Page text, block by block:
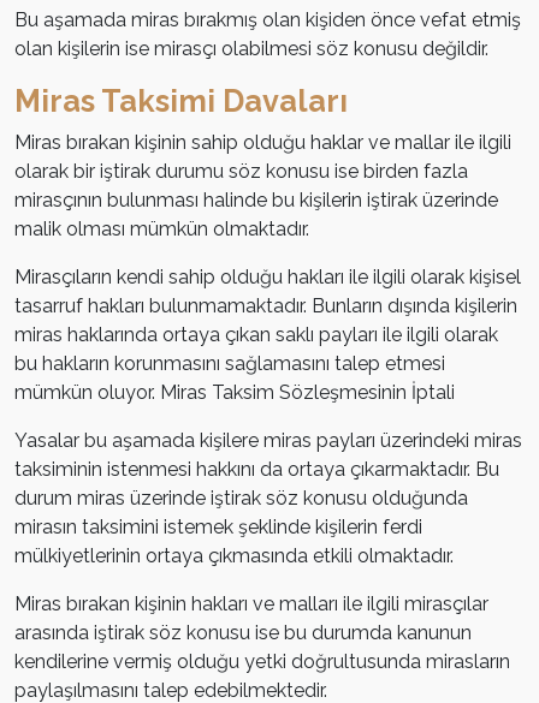
Bu aşamada miras bırakmış olan kişiden önce vefat etmiş
olan kişilerin ise mirasçı olabilmesi söz konusu değildir.
Miras Taksimi Davaları
Miras bırakan kişinin sahip olduğu haklar ve mallar ile ilgili
olarak bir iştirak durumu söz konusu ise birden fazla
mirasçının bulunması halinde bu kişilerin iştirak üzerinde
malik olması mümkün olmaktadır.
Mirasçıların kendi sahip olduğu hakları ile ilgili olarak kişisel
tasarruf hakları bulunmamaktadır. Bunların dışında kişilerin
miras haklarında ortaya çıkan saklı payları ile ilgili olarak
bu hakların korunmasını sağlamasını talep etmesi
mümkün oluyor. Miras Taksim Sözleşmesinin İptali
Yasalar bu aşamada kişilere miras payları üzerindeki miras
taksiminin istenmesi hakkını da ortaya çıkarmaktadır. Bu
durum miras üzerinde iştirak söz konusu olduğunda
mirasın taksimini istemek şeklinde kişilerin ferdi
mülkiyetlerinin ortaya çıkmasında etkili olmaktadır.
Miras bırakan kişinin hakları ve malları ile ilgili mirasçılar
arasında iştirak söz konusu ise bu durumda kanunun
kendilerine vermiş olduğu yetki doğrultusunda mirasların
paylaşılmasını talep edebilmektedir.